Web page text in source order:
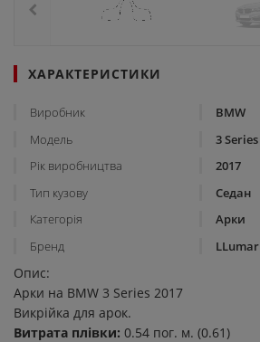
ХАРАКТЕРИСТИКИ
Виробник
BMW
Модель
3 Series
Рік виробництва
2017
Тип кузову
Седан
Категорія
Арки
Бренд
LLumar
Опис:
Арки на BMW 3 Series 2017
Викрійка для арок.
Витрата плівки: 0.54 пог. м. (0.61)